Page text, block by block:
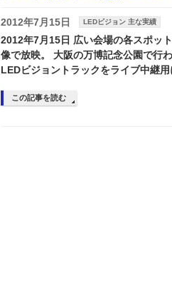
2012年7月15日 LEDビジョン 主な実績
2012年7月15日 広い会場の各スポッ
像で放映。 大阪の万博記念公園で行
LEDビジョントラックをライブ中継
この記事を読む